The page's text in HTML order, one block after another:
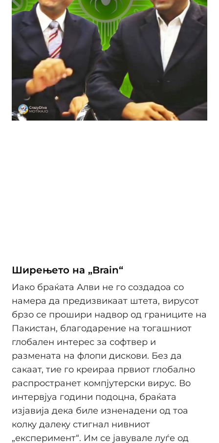
Ширењето на „Brain“
Иако браќата Алви не го создадоа со
намера да предизвикаат штета, вирусот
брзо се прошири надвор од границите на
Пакистан, благодарение на тогашниот
глобален интерес за софтвер и
размената на флопи дискови. Без да
сакаат, тие го креираа првиот глобално
распространет компјутерски вирус. Во
интервјуа години подоцна, браќата
изјавија дека биле изненадени од тоа
колку далеку стигнал нивниот
„експеримент“. Им се јавувале луѓе од